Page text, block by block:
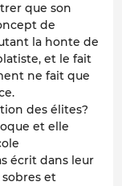
que son
de
la honte de
et le fait
ne fait que
des élites?
et elle
écrit dans leur
et